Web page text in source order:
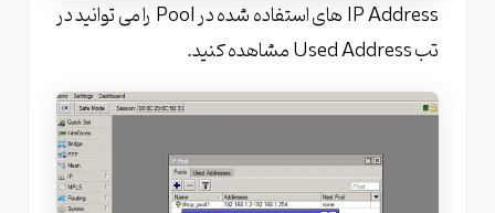
IP Address های استفاده شده در Pool را می توانید در
تب Used Address مشاهده کنید.